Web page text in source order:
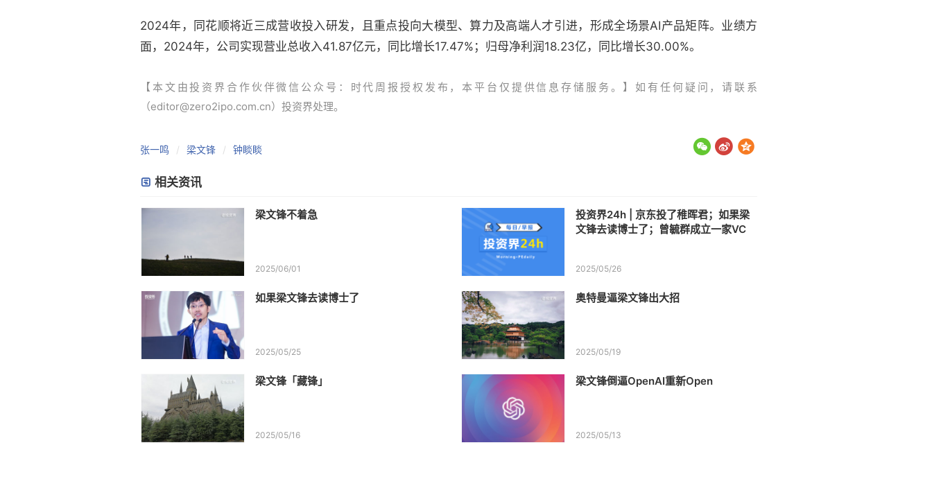
2024年，同花顺将近三成营收投入研发，且重点投向大模型、算力及高端人才引进，形成全场景AI产品矩阵。业绩方
面，2024年，公司实现营业总收入41.87亿元，同比增长17.47%；归母净利润18.23亿，同比增长30.00%。
【本文由投资界合作伙伴微信公众号：时代周报授权发布，本平台仅提供信息存储服务。】如有任何疑问，请联系
（editor@zero2ipo.com.cn）投资界处理。
张一鸣 梁文锋 钟睒睒
相关资讯
梁文锋不着急
2025/06/01
投资界24h | 京东投了稚晖君；如果梁
文锋去读博士了；曾毓群成立一家VC
2025/05/26
如果梁文锋去读博士了
2025/05/25
奥特曼逼梁文锋出大招
2025/05/19
梁文锋「藏锋」
2025/05/16
梁文锋倒逼OpenAI重新Open
2025/05/13